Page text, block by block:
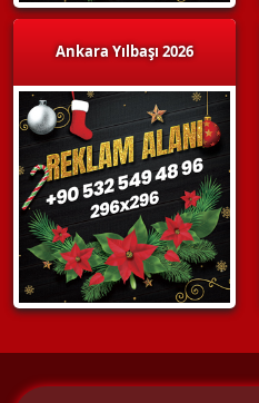
Ankara Yılbaşı 2026